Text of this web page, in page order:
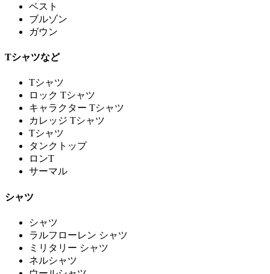
ベスト
ブルゾン
ガウン
Tシャツなど
Tシャツ
ロック Tシャツ
キャラクター Tシャツ
カレッジ Tシャツ
Tシャツ
タンクトップ
ロンT
サーマル
シャツ
シャツ
ラルフローレン シャツ
ミリタリー シャツ
ネルシャツ